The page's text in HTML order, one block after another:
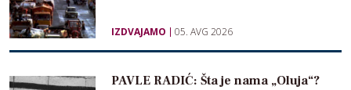
IZDVAJAMO 05. AVG 2026
PAVLE RADIĆ: Šta je nama „Oluja“?